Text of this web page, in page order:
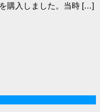
購入しました。当時 […]